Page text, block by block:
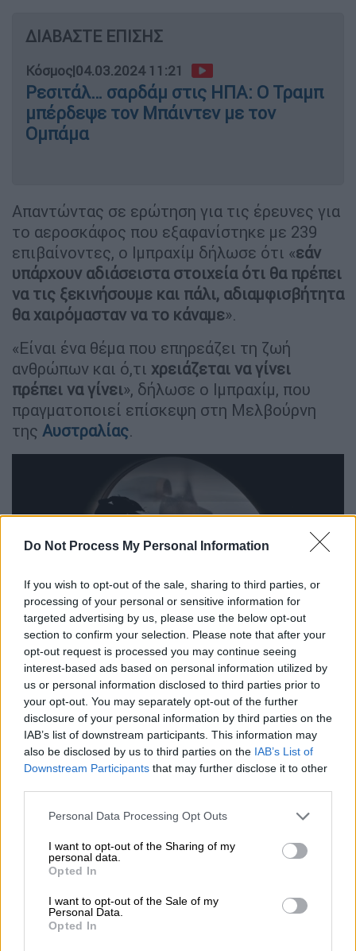
Do Not Process My Personal Information
If you wish to opt-out of the sale, sharing to third parties, or
processing of your personal or sensitive information for
targeted advertising by us, please use the below opt-out
section to confirm your selection. Please note that after your
opt-out request is processed you may continue seeing
interest-based ads based on personal information utilized by
us or personal information disclosed to third parties prior to
your opt-out. You may separately opt-out of the further
disclosure of your personal information by third parties on the
IAB’s list of downstream participants. This information may
also be disclosed by us to third parties on the IAB’s List of
Downstream Participants that may further disclose it to other
Please note that this website/app uses one or more Google
not limited to your visit or usage behaviour. You may click to
grant or deny consent to Google and its third-party tags to
use your data for below specified purposes in below Google
consent section.
Personal Data Processing Opt Outs
I want to opt-out of the Sharing of my
personal data.
Opted In
I want to opt-out of the Sale of my
Personal Data.
Opted In
ΔΙΑΒΑΣΤΕ ΕΠΙΣΗΣ
Κόσμος|04.03.2024 11:21
Ρεσιτάλ… σαρδάμ στις ΗΠΑ: Ο Τραμπ
μπέρδεψε τον Μπάιντεν με τον
Ομπάμα
Απαντώντας σε ερώτηση για τις έρευνες για
το αεροσκάφος που εξαφανίστηκε με 239
επιβαίνοντες, ο Ιμπραχίμ δήλωσε ότι «εάν
υπάρχουν αδιάσειστα στοιχεία ότι θα πρέπει
να τις ξεκινήσουμε και πάλι, αδιαμφισβήτητα
θα χαιρόμασταν να το κάναμε».
«Είναι ένα θέμα που επηρεάζει τη ζωή
ανθρώπων και ό,τι χρειάζεται να γίνει
πρέπει να γίνει», δήλωσε ο Ιμπραχίμ, που
πραγματοποιεί επίσκεψη στη Μελβούρνη
της Αυστραλίας.
Ο Αυστραλός πρωθυπουργόςΆντονι
Αλμπανέζι, από την πλευρά του, εξέφρασε τη
βαθιά του «λύπη» που δεν έχει καταστεί
δυνατός ο εντοπισμός του αεροσκάφους.
«Καταλαβαίνουμε ότι αυτή τη στιγμή,
κάποιοι άνθρωποι βιώνουν μια πολύ
βεβαιότητα που θα τουςέδινε μια επιτυχής
αποστολή έρευνας», δήλωσε.